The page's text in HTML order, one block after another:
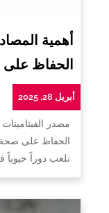
أهمية
الحفاظ
أبريل 28, 2025
مصدر
الحفاظ على صحة
تلعب دوراً حيوياً